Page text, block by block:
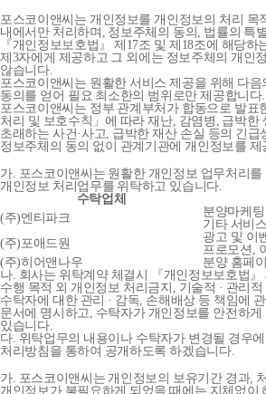
포스코이앤씨는 개인정보를 개인정보의 처리 목
내에서만 처리하며, 정보주체의 동의, 법률의 특
『개인정보보호법』 제17조 및 제18조에 해당
제3자에게 제공하고 그 외에는 정보주체의 개인
않습니다.
포스코이앤씨는 원활한 서비스 제공을 위해 다음
동의를 얻어 필요 최소한의 범위로만 제공합니다.
포스코이앤씨는 정부 관계부처가 합동으로 발표
처리 및 보호수칙」에 따라 재난, 감염병, 급박한
초래하는 사건·사고, 급박한 재산 손실 등의 긴급
정보주체의 동의 없이 관계기관에 개인정보를
가. 포스코이앤씨는 원활한 개인정보 업무처리를
개인정보 처리업무를 위탁하고 있습니다.
수탁업체
(주)엔티파크
분양마케
기타 서비
(주)포애드원
광고 및 이
프로모션,
(주)히어앤나우
분양 홈페
나. 회사는 위탁계약 체결시 『개인정보보호법』
수행 목적 외 개인정보 처리금지, 기술적 · 관리
수탁자에 대한 관리 · 감독, 손해배상 등 책임에
문서에 명시하고, 수탁자가 개인정보를 안전하
있습니다.
다. 위탁업무의 내용이나 수탁자가 변경될 경우
처리방침을 통하여 공개하도록 하겠습니다.
가. 포스코이앤씨는 개인정보의 보유기간 경과,
개인정보가 불필요하게 되었을 때에는 지체없이